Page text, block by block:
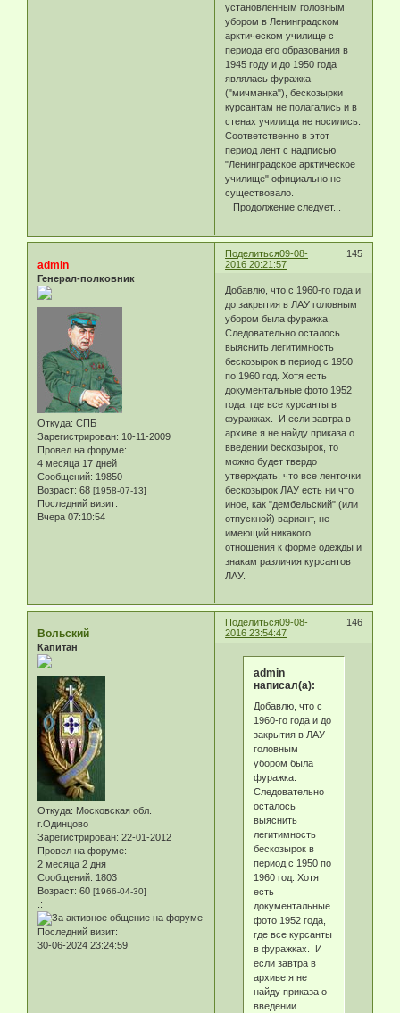
установленным головным
убором в Ленинградском
арктическом училище с
периода его образования в
1945 году и до 1950 года
являлась фуражка
("мичманка"), бескозырки
курсантам не полагались и в
стенах училища не носились.
Соответственно в этот
период лент с надписью
"Ленинградское арктическое
училище" официально не
существовало.
Продолжение следует...
Поделиться 145
09-08-
2016 20:21:57
admin
Генерал-полковник
Откуда: СПБ
Зарегистрирован: 10-11-2009
Провел на форуме:
4 месяца 17 дней
Сообщений: 19850
Возраст: 68 [1958-07-13]
Последний визит:
Вчера 07:10:54
Добавлю, что с 1960-го года и
до закрытия в ЛАУ головным
убором была фуражка.
Следовательно осталось
выяснить легитимность
бескозырок в период с 1950
по 1960 год. Хотя есть
документальные фото 1952
года, где все курсанты в
фуражках. И если завтра в
архиве я не найду приказа о
введении бескозырок, то
можно будет твердо
утверждать, что все ленточки
бескозырок ЛАУ есть ни что
иное, как "дембельский" (или
отпускной) вариант, не
имеющий никакого
отношения к форме одежды и
знакам различия курсантов
ЛАУ.
Поделиться 146
09-08-
2016 23:54:47
Вольский
Капитан
Откуда: Московская обл.
г.Одинцово
Зарегистрирован: 22-01-2012
Провел на форуме:
2 месяца 2 дня
Сообщений: 1803
Возраст: 60 [1966-04-30]
.:
Последний визит:
30-06-2024 23:24:59
admin
написал(а):
Добавлю, что с
1960-го года и до
закрытия в ЛАУ
головным
убором была
фуражка.
Следовательно
осталось
выяснить
легитимность
бескозырок в
период с 1950 по
1960 год. Хотя
есть
документальные
фото 1952 года,
где все курсанты
в фуражках. И
если завтра в
архиве я не
найду приказа о
введении